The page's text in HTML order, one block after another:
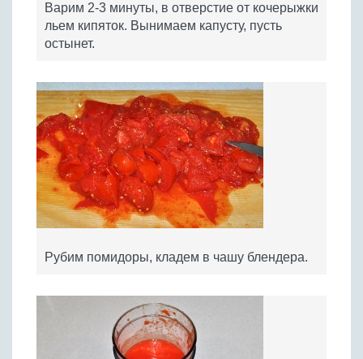
Варим 2-3 минуты, в отверстие от кочерыжки
льем кипяток. Вынимаем капусту, пусть
остынет.
Рубим помидоры, кладем в чашу блендера.